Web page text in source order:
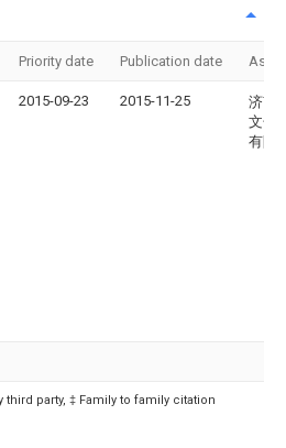
Priority date Publication date
2015-09-23 2015-11-25
济南
文化
有限
third party, ‡ Family to family citation